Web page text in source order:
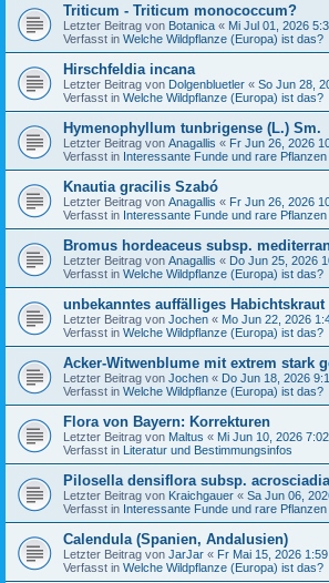
Triticum - Triticum monococcum?
Letzter Beitrag von Botanica « Mi Jul 01, 2026
Verfasst in Welche Wildpflanze (Europa) ist das?
Hirschfeldia incana
Letzter Beitrag von Dolgenbluetler « So Jun 28,
Verfasst in Welche Wildpflanze (Europa) ist das?
Hymenophyllum tunbrigense (L.) Sm.
Letzter Beitrag von Anagallis « Fr Jun 26, 2026
Verfasst in Interessante Funde und rare Pflanzen
Knautia gracilis Szabó
Letzter Beitrag von Anagallis « Fr Jun 26, 2026
Verfasst in Interessante Funde und rare Pflanzen
Bromus hordeaceus subsp.
Letzter Beitrag von Anagallis « Do Jun 25, 2026
Verfasst in Welche Wildpflanze (Europa) ist das?
unbekanntes auffälliges Habichtskraut
Letzter Beitrag von Jochen « Mo Jun 22, 2026
Verfasst in Welche Wildpflanze (Europa) ist das?
Acker-Witwenblume mit extrem stark
Letzter Beitrag von Jochen « Do Jun 18, 2026
Verfasst in Welche Wildpflanze (Europa) ist das?
Flora von Bayern: Korrekturen
Letzter Beitrag von Maltus « Mi Jun 10, 2026
Verfasst in Literatur und Bestimmungsinfos
Pilosella densiflora subsp.
Letzter Beitrag von Kraichgauer « Sa Jun 06,
Verfasst in Interessante Funde und rare Pflanzen
Calendula (Spanien, Andalusien)
Letzter Beitrag von JarJar « Fr Mai 15, 2026
Verfasst in Welche Wildpflanze (Europa) ist das?